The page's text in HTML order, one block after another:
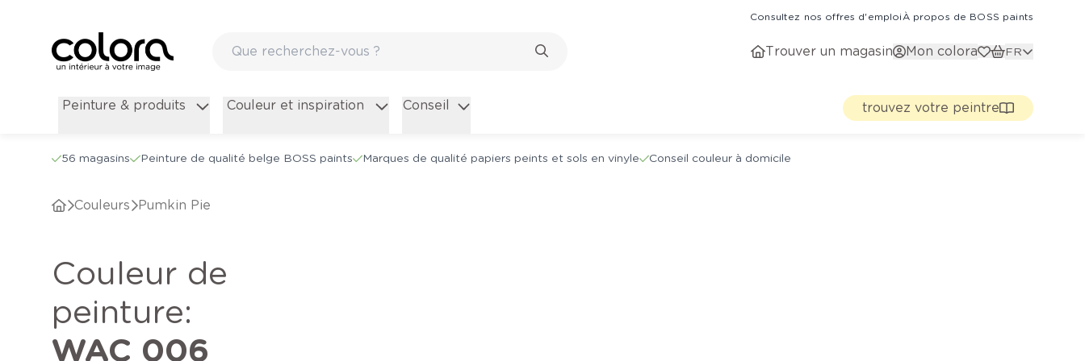
Consultez nos offres d'emploiÀ propos de BOSS paints
Trouver un magasin Mon colora FR
Peinture & produits Couleur et inspiration Conseil trouvez votre peintre
56 magasins Peinture de qualité belge BOSS paints Marques de qualité papiers peints et sols en vinyle Conseil couleur à domicile
Couleurs Pumkin Pie
Couleur de
peinture:
WAC 006